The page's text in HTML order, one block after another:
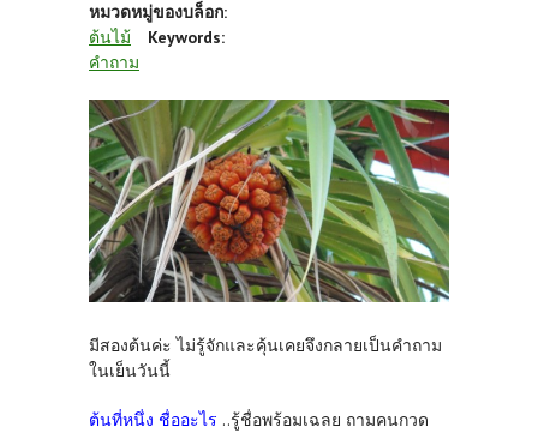
หมวดหมู่ของบล็อก:
ต้นไม้
Keywords:
คำถาม
มีสองต้นค่ะ ไม่รู้จักและคุ้นเคยจึงกลายเป็นคำถาม
ในเย็นวันนี้
ต้นที่หนึ่ง ชื่ออะไร ..รู้ชื่อพร้อมเฉลย ถามคนกวด